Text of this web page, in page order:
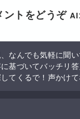
トをどうぞ AI
なんでも気軽に聞
基づいてバッチリ
てくるで！声かけて